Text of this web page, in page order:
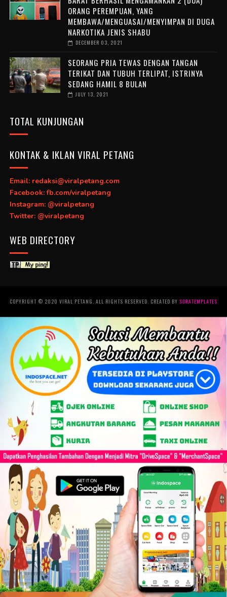
ORANG PEREMPUAN, YANG
MEMBAWA/MENGUASAI/MENYIMPAN DI DUGA
NARKOTIKA JENIS SHABU
DECEMBER 03, 2021
SEORANG PRIA TEWAS DENGAN TANGAN
TERIKAT DAN TUBUH TERLIPAT, ISTRINYA
SEDANG HAMIL 8 BULAN
JULY 13, 2021
TOTAL KUNJUNGAN
KONTAK & IKLAN VIRAL PETANG
Email: redaksi@viralpetang.com
Facebook: fb.com/viralpetang
Instagram: @viralpetang
Twitter: @viralpetang
WEB DIRECTORY
COPYRIGHT © 2020 VIRAL PETANG. ALL RIGHTS RESERVED. CREATED BY SORATEMPLATES